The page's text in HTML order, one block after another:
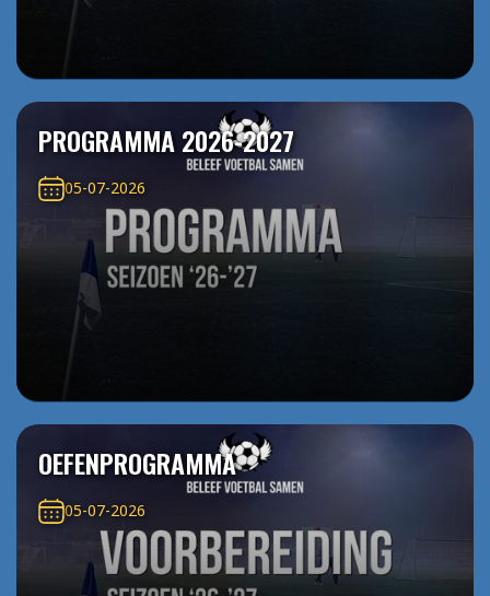
PROGRAMMA 2026-2027
05-07-2026
OEFENPROGRAMMA
05-07-2026